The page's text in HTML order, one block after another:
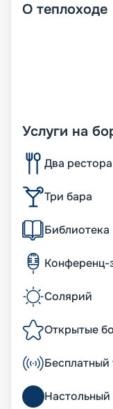
О теплоходе
Услуги на
Два
Три бара
Библиотека
Конференц-
Солярий
Открытые
Настольный